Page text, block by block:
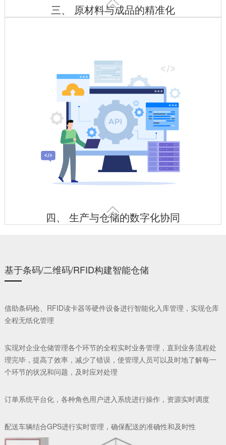
三、 原材料与成品的精准化

动态库存优化
四、 生产与仓储的数字化协同

CNC机床加装物联网盒子，缺料自动触发AGV送料
应急响应机制
紧急订单自动计算缺料情况，生成替代方案
基于条码/二维码/RFID构建智能仓储
借助条码枪、RFID读卡器等硬件设备进行智能化入库管理，实现仓库
全程无纸化管理
实现对企业仓储管理各个环节的全程实时业务管理，直到业务流程处
理完毕，提高了效率，减少了错误，使管理人员可以及时地了解每一
个环节的状况和问题，及时应对处理
订单系统平台化，各种角色用户进入系统进行操作，资源实时调度
配送车辆结合GPS进行实时管理，确保配送的准确性和及时性